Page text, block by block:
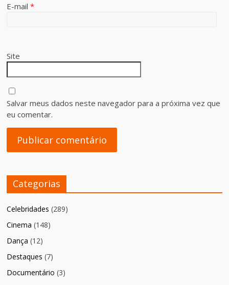
E-mail*
Site
Salvar meus dados neste navegador para a próxima vez que
eu comentar.
Categorias
Celebridades (289)
Cinema (148)
Dança (12)
Destaques (7)
Documentário (3)